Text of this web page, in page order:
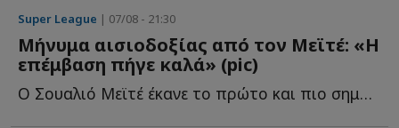
Super League | 07/08 - 21:30
Μήνυμα αισιοδοξίας από τον Μεϊτέ: «Η
επέμβαση πήγε καλά» (pic)
Ο Σουαλιό Μεϊτέ έκανε το πρώτο και πιο σημαντικό βήμα σ...